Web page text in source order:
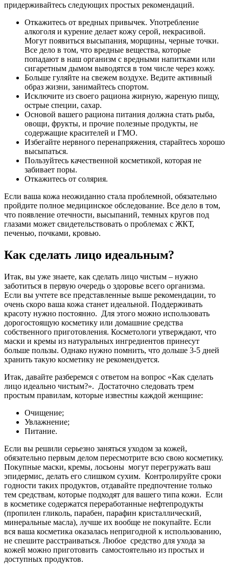
придерживайтесь следующих простых рекомендаций.
Откажитесь от вредных привычек. Употребление
алкоголя и курение делает кожу серой, некрасивой.
Могут появиться высыпания, морщины, черные точки.
Все дело в том, что вредные вещества, которые
попадают в наш организм с вредными напитками или
сигаретным дымом выводятся в том числе через кожу.
Больше гуляйте на свежем воздухе. Ведите активный
образ жизни, занимайтесь спортом.
Исключите из своего рациона жирную, жареную пищу,
острые специи, сахар.
Основой вашего рациона питания должна стать рыба,
овощи, фрукты, и прочие полезные продукты, не
содержащие красителей и ГМО.
Избегайте нервного перенапряжения, старайтесь хорошо
высыпаться.
Пользуйтесь качественной косметикой, которая не
забивает поры.
Откажитесь от солярия.
Если ваша кожа неожиданно стала проблемной, обязательно
пройдите полное медицинское обследование. Все дело в том,
что появление отечности, высыпаний, темных кругов под
глазами может свидетельствовать о проблемах с ЖКТ,
печенью, почками, кровью.
Как сделать лицо идеальным?
Итак, вы уже знаете, как сделать лицо чистым – нужно
заботиться в первую очередь о здоровье всего организма.
Если вы учтете все представленные выше рекомендации, то
очень скоро ваша кожа станет идеальной. Поддерживать
красоту нужно постоянно. Для этого можно использовать
дорогостоящую косметику или домашние средства
собственного приготовления. Косметологи утверждают, что
маски и кремы из натуральных ингредиентов принесут
больше пользы. Однако нужно помнить, что дольше 3-5 дней
хранить такую косметику не рекомендуется.
Итак, давайте разберемся с ответом на вопрос «Как сделать
лицо идеально чистым?». Достаточно следовать трем
простым правилам, которые известны каждой женщине:
Очищение;
Увлажнение;
Питание.
Если вы решили серьезно заняться уходом за кожей,
обязательно первым делом пересмотрите всю свою косметику.
Покупные маски, кремы, лосьоны могут перегружать ваш
эпидермис, делать его слишком сухим. Контролируйте сроки
годности таких продуктов, отдавайте предпочтение только
тем средствам, которые подходят для вашего типа кожи. Если
в косметике содержатся переработанные нефтепродукты
(пропилен гликоль, парабен, парафин кристаллический,
минеральные масла), лучше их вообще не покупайте. Если
вся ваша косметика оказалась непригодной к использованию,
не спешите расстраиваться. Любое средство для ухода за
кожей можно приготовить самостоятельно из простых и
доступных продуктов.